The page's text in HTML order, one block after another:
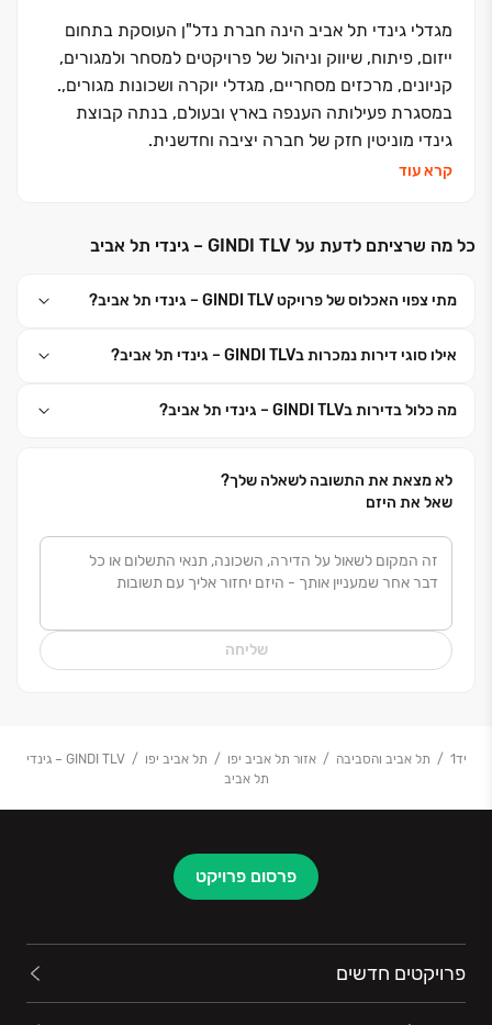
מגדלי גינדי תל אביב הינה חברת נדל"ן העוסקת בתחום
ייזום, פיתוח, שיווק וניהול של פרויקטים למסחר ולמגורים,
קניונים, מרכזים מסחריים, מגדלי יוקרה ושכונות מגורים,.
במסגרת פעילותה הענפה בארץ ובעולם, בנתה קבוצת
גינדי מוניטין חזק של חברה יציבה וחדשנית.
בעלי מניותיה של חברת מגדלי גינדי תל אביב בע"מ, הינם
קרא עוד
כל מה שרציתם לדעת על GINDI TLV – גינדי תל אביב
מתי צפוי האכלוס של פרויקט GINDI TLV – גינדי תל אביב?
אילו סוגי דירות נמכרות בGINDI TLV – גינדי תל אביב?
מה כלול בדירות בGINDI TLV – גינדי תל אביב?
לא מצאת את התשובה לשאלה שלך?
שאל את היזם
שליחה
יד1 תל אביב והסביבה אזור תל אביב יפו תל אביב יפו
GINDI TLV – גינדי
תל אביב
פרסום פרויקט
פרויקטים חדשים